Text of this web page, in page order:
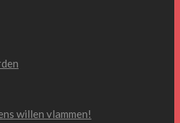
willen vlammen!